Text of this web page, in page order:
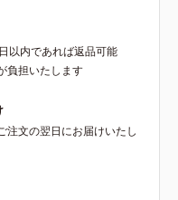
以内であれば返品可能
負担いたします
注文の翌日にお届けいたし